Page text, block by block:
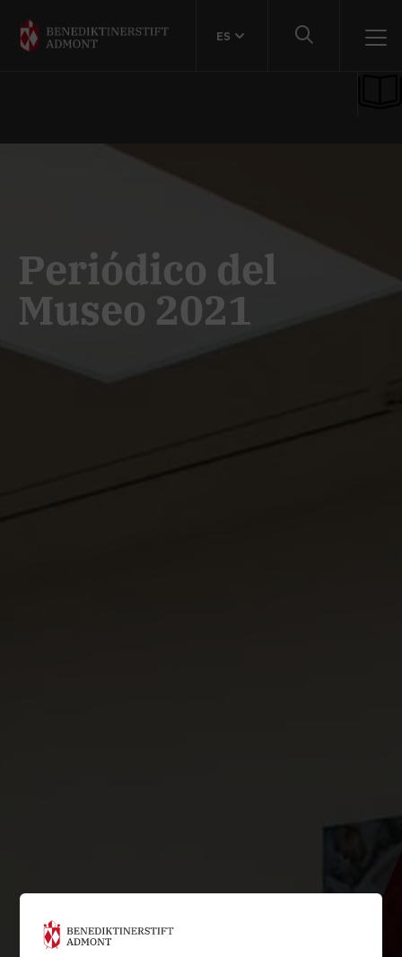
ES
Periódico del
Museo 2021